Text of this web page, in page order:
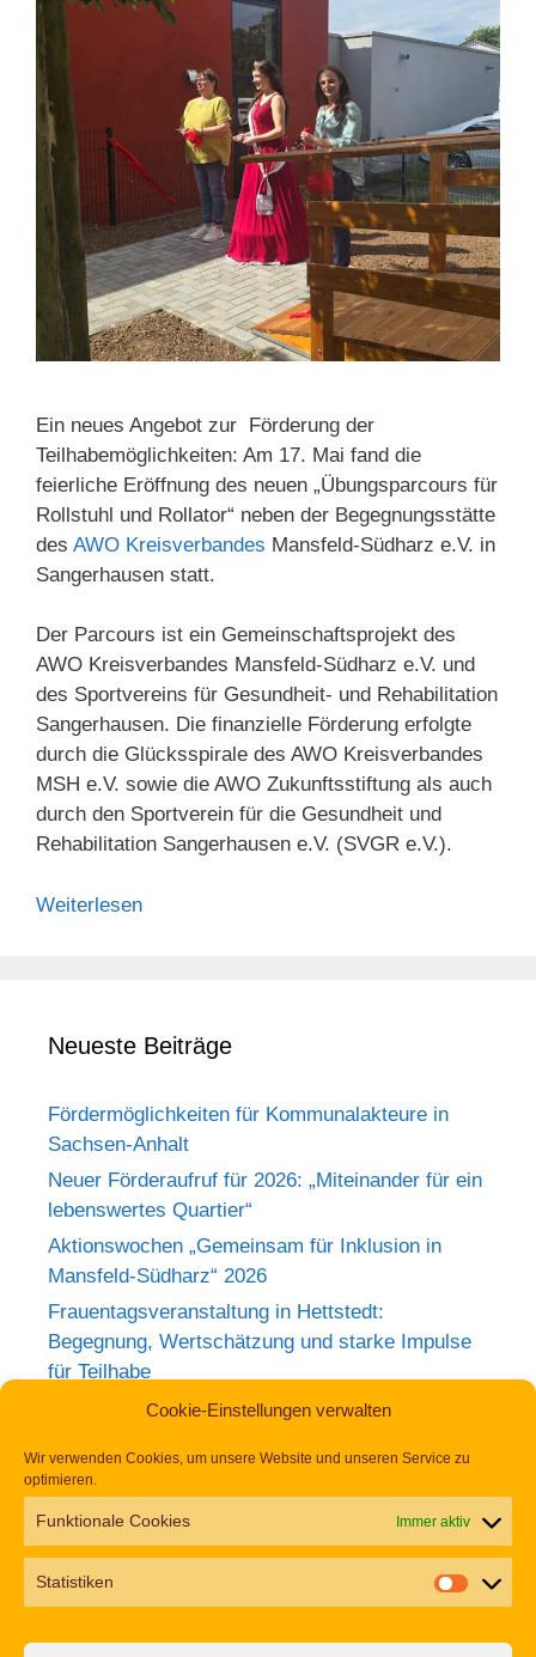
Cookie-Einstellungen verwalten
Wir verwenden Cookies, um unsere Website und unseren Service zu
optimieren.
Funktionale Cookies Immer aktiv
Statistiken
Ein neues Angebot zur Förderung der
Teilhabemöglichkeiten: Am 17. Mai fand die
feierliche Eröffnung des neuen „Übungsparcours für
Rollstuhl und Rollator“ neben der Begegnungsstätte
des AWO Kreisverbandes Mansfeld-Südharz e.V. in
Sangerhausen statt.
Der Parcours ist ein Gemeinschaftsprojekt des
AWO Kreisverbandes Mansfeld-Südharz e.V. und
des Sportvereins für Gesundheit- und Rehabilitation
Sangerhausen. Die finanzielle Förderung erfolgte
durch die Glücksspirale des AWO Kreisverbandes
MSH e.V. sowie die AWO Zukunftsstiftung als auch
durch den Sportverein für die Gesundheit und
Rehabilitation Sangerhausen e.V. (SVGR e.V.).
Weiterlesen
Neueste Beiträge
Fördermöglichkeiten für Kommunalakteure in
Sachsen-Anhalt
Neuer Förderaufruf für 2026: „Miteinander für ein
lebenswertes Quartier“
Aktionswochen „Gemeinsam für Inklusion in
Mansfeld-Südharz“ 2026
Frauentagsveranstaltung in Hettstedt:
Begegnung, Wertschätzung und starke Impulse
für Teilhabe
Rückblick zum Weltkrebstag im Europa-
Tag der Begegnung 2026 – Jetzt anmelden und
dabei sein!
Aufruf zu den Aktionswochen „Gemeinsam für